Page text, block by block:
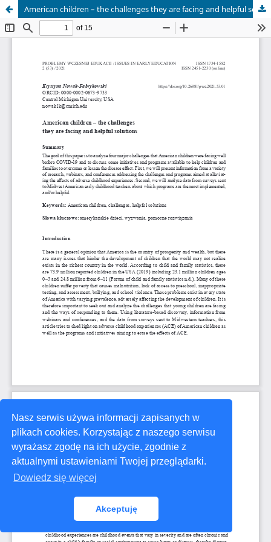
Nasz serwis używa informacji zapisanych w
plikach cookies. Korzystając z naszego serwisu
wyrażasz zgodę na ich użycie, zgodnie z
aktualnymi ustawieniami Twojej przeglądarki.
Dowiedz się więcej
Akceptuję
American children – the challenges they are facing and helpful solutions